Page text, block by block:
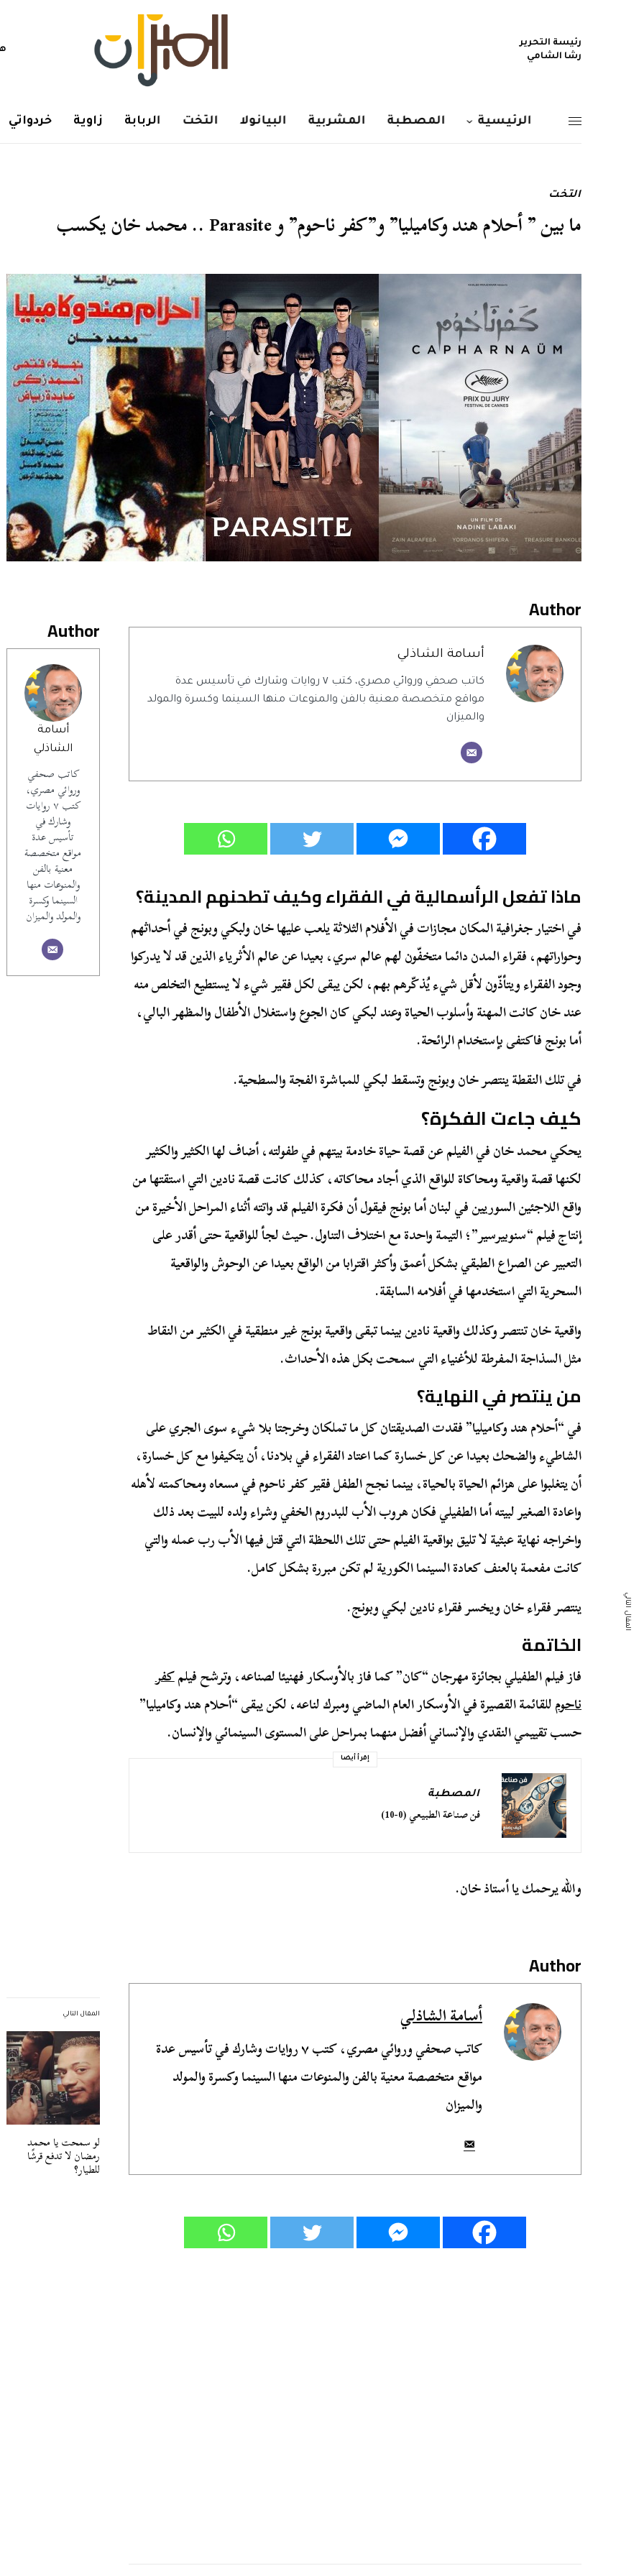
رئيسة التحرير
رشا الشامي
الرئيسية المصطبة المشربية البيانولا التخت الربابة زاوية خردواتي
التخت
ما بين ” أحلام هند وكاميليا” و”كفر ناحوم” و Parasite .. محمد خان يكسب
Author
أسامة
الشاذلي
كاتب صحفي
وروائي مصري،
كتب ٧ روايات
وشارك في
تأسيس عدة
مواقع متخصصة
معنية بالفن
والمنوعات منها
السينما وكسرة
والمولد والميزان
المقال التالي
لو سمحت يا محمد
رمضان لا تدفع قرشًا
للطيار؟
Author
أسامة الشاذلي
كاتب صحفي وروائي مصري، كتب ٧ روايات وشارك في تأسيس عدة
مواقع متخصصة معنية بالفن والمنوعات منها السينما وكسرة والمولد
والميزان
ماذا تفعل الرأسمالية في الفقراء وكيف تطحنهم المدينة؟
في اختيار جغرافية المكان مجازات في الأفلام الثلاثة يلعب عليها خان ولبكي وبونج في أحداثهم
وحواراتهم، فقراء المدن دائما متخفّون لهم عالم سري، بعيدا عن عالم الأثرياء الذين قد لا يدركوا
وجود الفقراء ويتأذّون لأقل شيء يُذكّرهم بهم، لكن يبقى لكل فقير شيء لا يستطيع التخلص منه
عند خان كانت المهنة وأسلوب الحياة وعند لبكي كان الجوع واستغلال الأطفال والمظهر البالي،
أما بونج فاكتفى بإستخدام الرائحة.
في تلك النقطة ينتصر خان وبونج وتسقط لبكي للمباشرة الفجة والسطحية.
كيف جاءت الفكرة؟
يحكي محمد خان في الفيلم عن قصة حياة خادمة بيتهم في طفولته، أضاف لها الكثير والكثير
لكنها قصة واقعية ومحاكاة للواقع الذي أجاد محاكاته، كذلك كانت قصة نادين التي استقتها من
واقع اللاجئين السوريين في لبنان أما بونج فيقول أن فكرة الفيلم قد واتته أثناء المراحل الأخيرة من
إنتاج فيلم “سنوبيرسير”؛ التيمة واحدة مع اختلاف التناول. حيث لجأ للواقعية حتى أقدر على
التعبير عن الصراع الطبقي بشكل أعمق وأكثر اقترابا من الواقع بعيدا عن الوحوش والواقعية
السحرية التي استخدمها في أفلامه السابقة.
واقعية خان تنتصر وكذلك واقعية نادين بينما تبقى واقعية بونج غير منطقية في الكثير من النقاط
مثل السذاجة المفرطة للأغنياء التي سمحت بكل هذه الأحداث.
من ينتصر في النهاية؟
في “أحلام هند وكاميليا” فقدت الصديقتان كل ما تملكان وخرجتا بلا شيء سوى الجري على
الشاطيء والضحك بعيدا عن كل خسارة كما اعتاد الفقراء في بلادنا، أن يتكيفوا مع كل خسارة،
أن يتغلبوا على هزائم الحياة بالحياة، بينما نجح الطفل فقير كفر ناحوم في مسعاه ومحاكمته لأهله
واعادة الصغير لبيته أما الطفيلي فكان هروب الأب للبدروم الخفي وشراء ولده للبيت بعد ذلك
واخراجه نهاية عبثية لا تليق بواقعية الفيلم حتى تلك اللحظة التي قتل فيها الأب رب عمله والتي
كانت مفعمة بالعنف كعادة السينما الكورية لم تكن مبررة بشكل كامل.
ينتصر فقراء خان ويخسر فقراء نادين لبكي وبونج.
الخاتمة
فاز فيلم الطفيلي بجائزة مهرجان “كان” كما فاز بالأوسكار فهنيئا لصناعه، وترشح فيلمكفر
ناحومللقائمة القصيرة في الأوسكار العام الماضي ومبرك لناعه، لكن يبقى “أحلام هند وكاميليا”
حسب تقييمي النقدي والإنساني أفضل منهما بمراحل على المستوى السينمائي والإنسان.
إقرأ أيضا
المصطبة
فن صناعة الطبيعي (0-10)
والله يرحمك يا أستاذ خان.
Author
أسامة الشاذلي
كاتب صحفي وروائي مصري، كتب ٧ روايات وشارك في تأسيس عدة
مواقع متخصصة معنية بالفن والمنوعات منها السينما وكسرة والمولد
والميزان
المقال التالي